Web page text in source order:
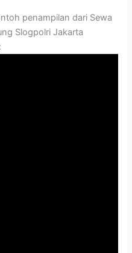
penampilan dari Sewa
Slogpolri Jakarta